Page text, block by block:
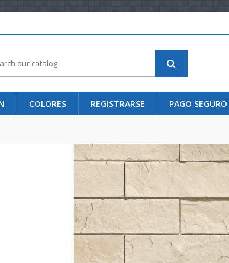
COLORES REGISTRARSE PAGO SEGURO